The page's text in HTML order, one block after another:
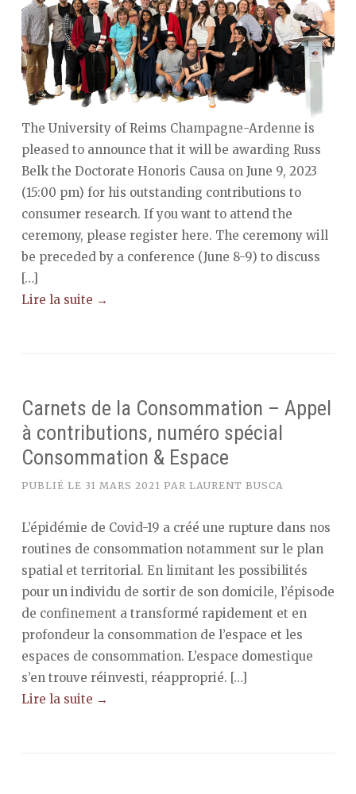
The University of Reims Champagne-Ardenne is
pleased to announce that it will be awarding Russ
Belk the Doctorate Honoris Causa on June 9, 2023
(15:00 pm) for his outstanding contributions to
consumer research. If you want to attend the
ceremony, please register here. The ceremony will
be preceded by a conference (June 8-9) to discuss
[…]
Lire la suite →
Carnets de la Consommation – Appel
à contributions, numéro spécial
Consommation & Espace
PUBLIÉ LE 31 MARS 2021 PAR LAURENT BUSCA
L’épidémie de Covid-19 a créé une rupture dans nos
routines de consommation notamment sur le plan
spatial et territorial. En limitant les possibilités
pour un individu de sortir de son domicile, l’épisode
de confinement a transformé rapidement et en
profondeur la consommation de l’espace et les
espaces de consommation. L’espace domestique
s’en trouve réinvesti, réapproprié. […]
Lire la suite →